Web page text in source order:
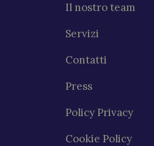
Il nostro team
Servizi
Contatti
Press
Policy Privacy
Cookie Policy